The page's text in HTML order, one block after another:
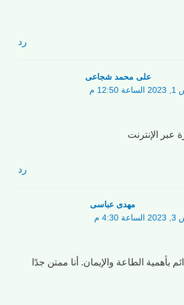
رد
علی محمد شجاعی
م
عبر الإنترنت
رد
مهدی عباسی
م
بأهمية الطاعة والإيمان. أنا ممتن جدًا